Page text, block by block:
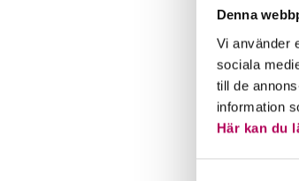
Denna
Vi använder
sociala
till de
information
Här kan du